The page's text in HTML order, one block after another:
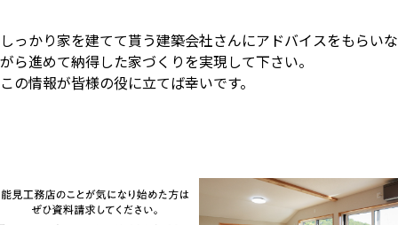
しっかり家を建てて貰う建築会社さんにアドバイスをもらいな
がら進めて納得した家づくりを実現して下さい。
この情報が皆様の役に立てば幸いです。